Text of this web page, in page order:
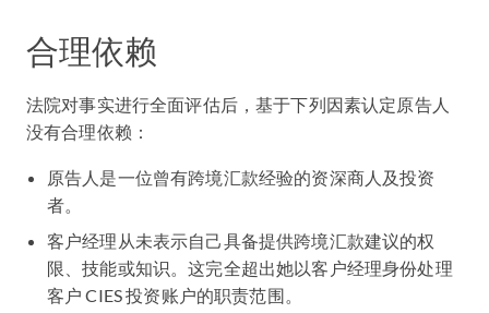
合理依赖
法院对事实进行全面评估后，基于下列因素认定原告人
没有合理依赖：
原告人是一位曾有跨境汇款经验的资深商人及投资
者。
客户经理从未表示自己具备提供跨境汇款建议的权
限、技能或知识。这完全超出她以客户经理身份处理
客户 CIES 投资账户的职责范围。